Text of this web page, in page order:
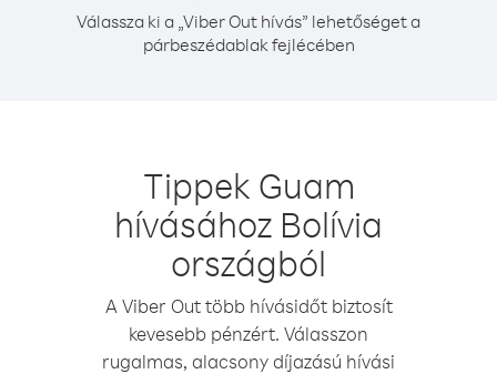
Válassza ki a „Viber Out hívás” lehetőséget a
párbeszédablak fejlécében
Tippek Guam
hívásához Bolívia
országból
A Viber Out több hívásidőt biztosít
kevesebb pénzért. Válasszon
rugalmas, alacsony díjazású hívási